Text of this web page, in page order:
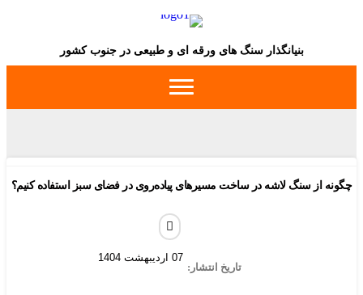
بنیانگذار سنگ های ورقه ای و طبیعی در جنوب کشور
سنگ لاشه در ساخت مسیرهای پیاده‌روی در فضای سبز استفاده کنیم؟
تاریخ انتشار: